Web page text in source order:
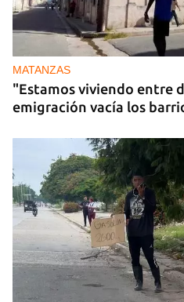
MATANZAS
"Estamos viviendo entre
emigración vacía los